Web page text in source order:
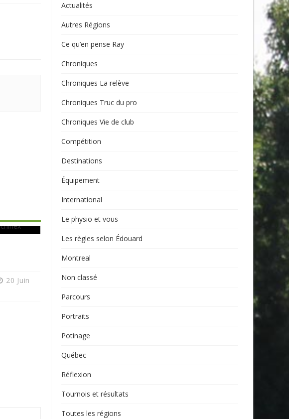
20 Juin
Actualités
Autres Régions
Ce qu’en pense Ray
Chroniques
Chroniques La relève
Chroniques Truc du pro
Chroniques Vie de club
Compétition
Destinations
Équipement
International
Le physio et vous
Les règles selon Édouard
Montreal
Non classé
Parcours
Portraits
Potinage
Québec
Réflexion
Tournois et résultats
Toutes les régions